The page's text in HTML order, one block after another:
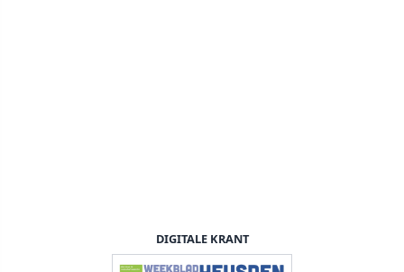
DIGITALE KRANT